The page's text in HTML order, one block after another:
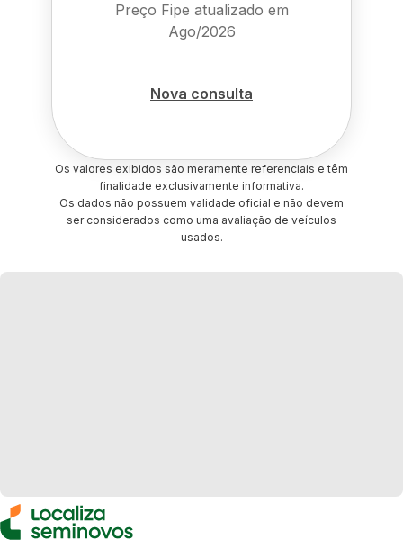
Preço Fipe atualizado em
Ago/2026
Nova consulta
Os valores exibidos são meramente referenciais e têm
finalidade exclusivamente informativa.
Os dados não possuem validade oficial e não devem
ser considerados como uma avaliação de veículos
usados.